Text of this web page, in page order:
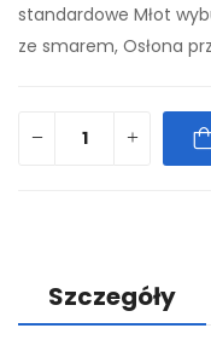
standardowe Młot
ze smarem, Osłona
Szczegóły